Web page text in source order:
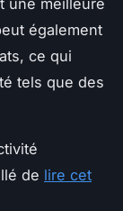
une meilleure
également
ce qui
tels que des
de lire cet